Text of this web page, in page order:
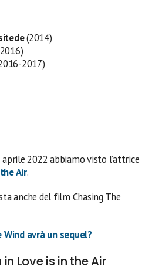
(2014)
2017)
2022 abbiamo visto l’attrice
Air.
anche del film Chasing The
Wind avrà un sequel?
Love is in the Air